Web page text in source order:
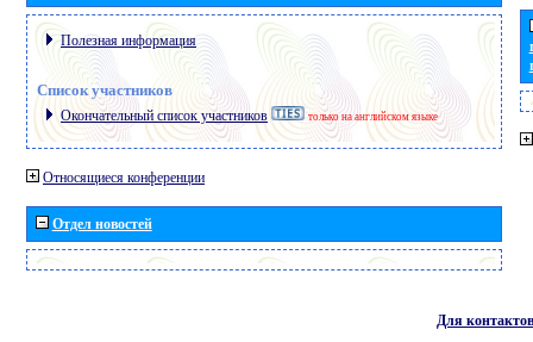
Полезная информация
Список участников
Окончательный список участников только на английском языке
Относящиеся конференции
Отдел новостей
Для контактов